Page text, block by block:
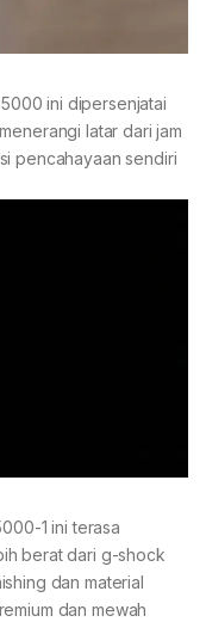
ini dipersenjatai
latar dari jam
pencahayaan sendiri
1 ini terasa
berat dari g-shock
dan material
dan mewah